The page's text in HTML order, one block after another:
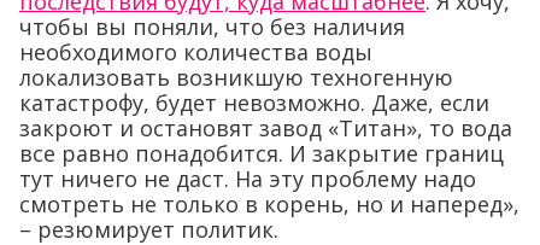
чтобы вы поняли, что без наличия
необходимого количества воды
локализовать возникшую техногенную
катастрофу, будет невозможно. Даже, если
закроют и остановят завод «Титан», то вода
все равно понадобится. И закрытие границ
тут ничего не даст. На эту проблему надо
смотреть не только в корень, но и наперед»,
– резюмирует политик.